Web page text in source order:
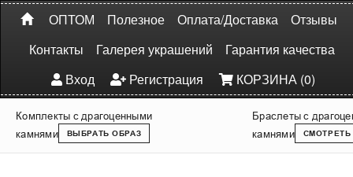
ОПТОМ Полезное Оплата/Доставка
Отзывы
Контакты
Галерея украшений
Гарантия качества
Вход
Регистрация КОРЗИНА (0)
Комплекты с драгоценными
камнями
ВЫБРАТЬ ОБРАЗ
Браслеты с
камнями
СМОТРЕТЬ